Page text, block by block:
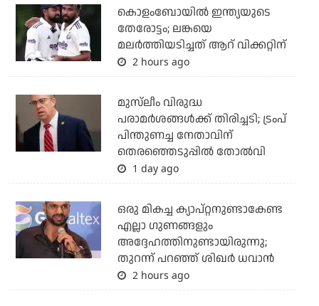
കൊളംബോയില്‍ ഇന്ത്യയുടെ
തേരോട്ടം; ലങ്കയെ
മലര്‍ത്തിയടിച്ചത് ആറ് വിക്കറ്റിന്
2 hours ago
മുസ്‌ലീം വിരുദ്ധ
പരാമര്‍ശങ്ങള്‍ക്ക് തിരിച്ചടി; ട്രംപ്
പിന്തുണച്ച നേതാവിന്
തെരഞ്ഞെടുപ്പില്‍ തോല്‍വി
1 day ago
ഒരു മികച്ച ക്യാപ്റ്റനുണ്ടാകേണ്ട
എല്ലാ ഗുണങ്ങളും
അദ്ദേഹത്തിനുണ്ടായിരുന്നു;
തുറന്ന് പറഞ്ഞ് ശിഖര്‍ ധവാന്‍
2 hours ago